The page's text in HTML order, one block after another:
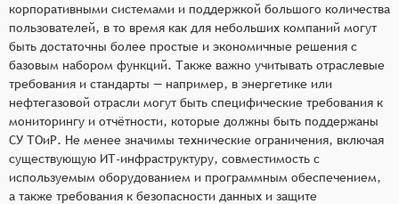
корпоративными системами и поддержкой большого количества
пользователей, в то время как для небольших компаний могут
быть достаточны более простые и экономичные решения с
базовым набором функций. Также важно учитывать отраслевые
требования и стандарты — например, в энергетике или
нефтегазовой отрасли могут быть специфические требования к
мониторингу и отчётности, которые должны быть поддержаны
СУ ТОиР. Не менее значимы технические ограничения, включая
существующую ИТ-инфраструктуру, совместимость с
используемым оборудованием и программным обеспечением,
а также требования к безопасности данных и защите